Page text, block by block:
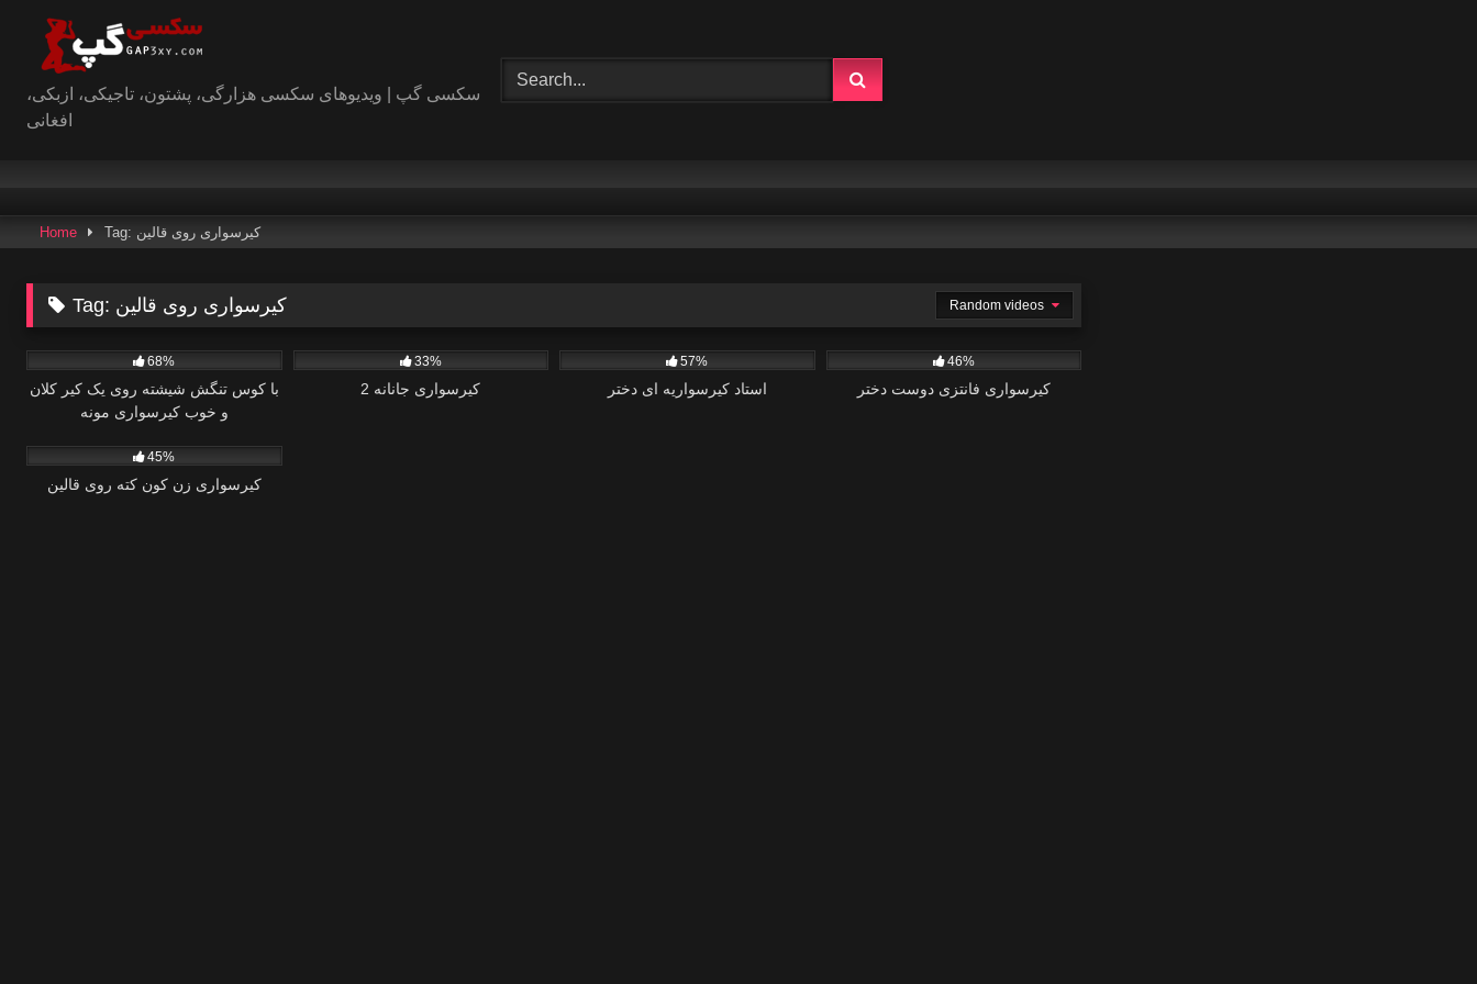
content
سکسی گپ | ویدیوهای سکسی هزارگی، پشتون، تاجیکی، ازبکی،
افغانی
Home Tag: کیرسواری روی قالین
Tag: کیرسواری روی قالین
Random videos
68%
با کوس تنگش شیشته روی یک کیر کلان
و خوب کیرسواری مونه
33%
کیرسواری جانانه 2
57%
استاد کیرسواریه ای دختر
46%
کیرسواری فانتزی دوست دختر
45%
کیرسواری زن کون کته روی قالین